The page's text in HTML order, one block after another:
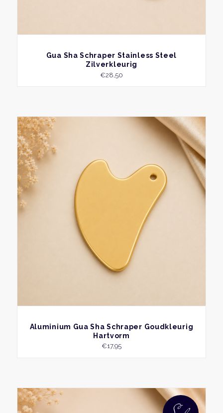
BEKIJK
Gua Sha Schraper Stainless Steel
Zilverkleurig
€28,50
BEKIJK
Aluminium Gua Sha Schraper Goudkleurig
Hartvorm
€17,95
Dit